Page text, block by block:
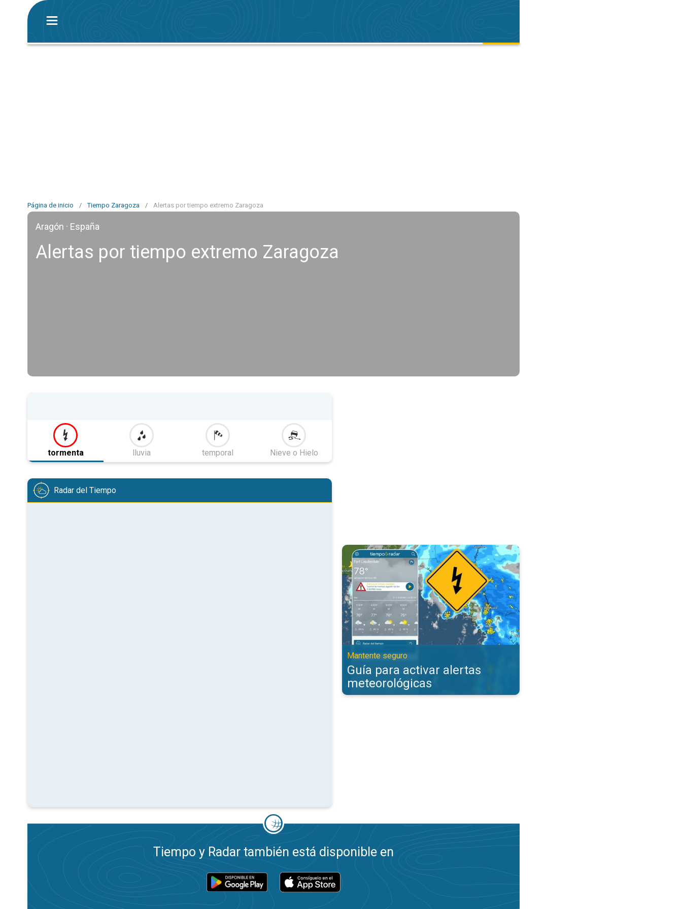
Página de inicio / Tiempo Zaragoza / Alertas por tiempo extremo Zaragoza
Aragón · España
Alertas por tiempo extremo Zaragoza
tormenta lluvia temporal Nieve o Hielo
Radar del Tiempo
Guía para activar alertas meteorológicas. Mantente seguro. . .
Mantente seguro
Guía para activar alertas
meteorológicas
Tiempo y Radar también está disponible en